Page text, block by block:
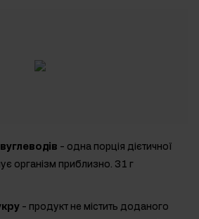
- одна порція дієтичної
організм приблизно. 31 г
- продукт не містить доданого